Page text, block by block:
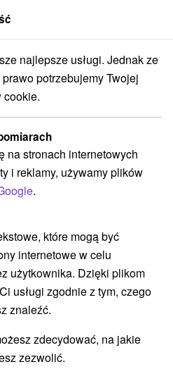
Trenčiansky kraj Bojnice
na Slovacji(10)
lub datę
NAJTAŃSZE
najlepsze usługi. Jednak ze
potrzebujemy Twojej
cookie.
na stronach internetowych
i reklamy, używamy plików
.
które mogą być
internetowe w celu
użytkownika. Dzięki plikom
usługi zgodnie z tym, czego
znaleźć.
zdecydować, na jakie
zezwolić.